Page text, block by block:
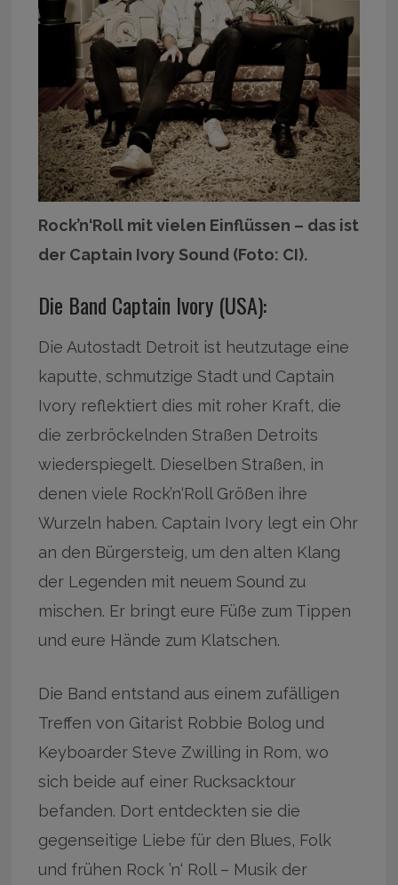
Rock’n‘Roll mit vielen Einflüssen – das ist
der Captain Ivory Sound (Foto: CI).
Die Band Captain Ivory (USA):
Die Autostadt Detroit ist heutzutage eine
kaputte, schmutzige Stadt und Captain
Ivory reflektiert dies mit roher Kraft, die
die zerbröckelnden Straßen Detroits
wiederspiegelt. Dieselben Straßen, in
denen viele Rock’n‘Roll Größen ihre
Wurzeln haben. Captain Ivory legt ein Ohr
an den Bürgersteig, um den alten Klang
der Legenden mit neuem Sound zu
mischen. Er bringt eure Füße zum Tippen
und eure Hände zum Klatschen.
Die Band entstand aus einem zufälligen
Treffen von Gitarist Robbie Bolog und
Keyboarder Steve Zwilling in Rom, wo
sich beide auf einer Rucksacktour
befanden. Dort entdeckten sie die
gegenseitige Liebe für den Blues, Folk
und frühen Rock ’n‘ Roll – Musik der